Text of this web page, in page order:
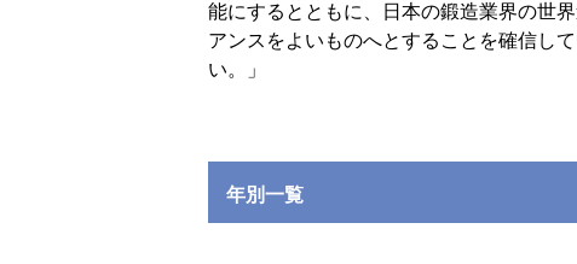
能にするとともに、日本の鍛造業界の世
アンスをよいものへとすることを確信し
い。」
年別一覧